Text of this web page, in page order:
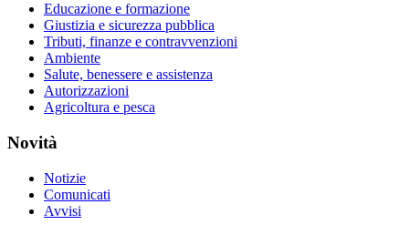
Educazione e formazione
Giustizia e sicurezza pubblica
Tributi, finanze e contravvenzioni
Ambiente
Salute, benessere e assistenza
Autorizzazioni
Agricoltura e pesca
Novità
Notizie
Comunicati
Avvisi